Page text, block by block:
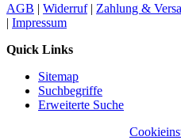
AGB | Widerruf| Zahlung &
| Impressum
Quick Links
Sitemap
Suchbegriffe
Erweiterte Suche